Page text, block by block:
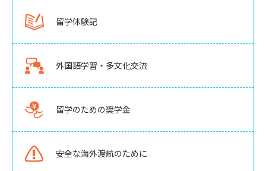
留学体験記
外国語学習・多文化交流
留学のための奨学金
安全な海外渡航のために